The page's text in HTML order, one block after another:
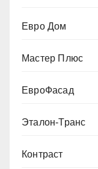
Евро Дом
Мастер Плюс
ЕвроФасад
Эталон-Транс
Контраст